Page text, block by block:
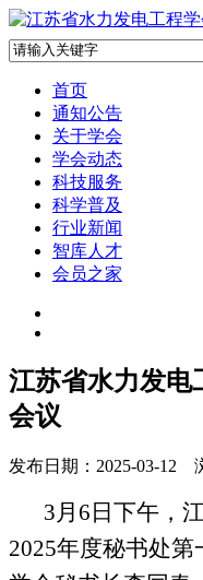
首页
通知公告
关于学会
学会动态
科技服务
科学普及
行业新闻
智库人才
会员之家
江苏省水力发电
会议
发布日期：2025-03-12
3月6日 下午，
2025年度秘书处第